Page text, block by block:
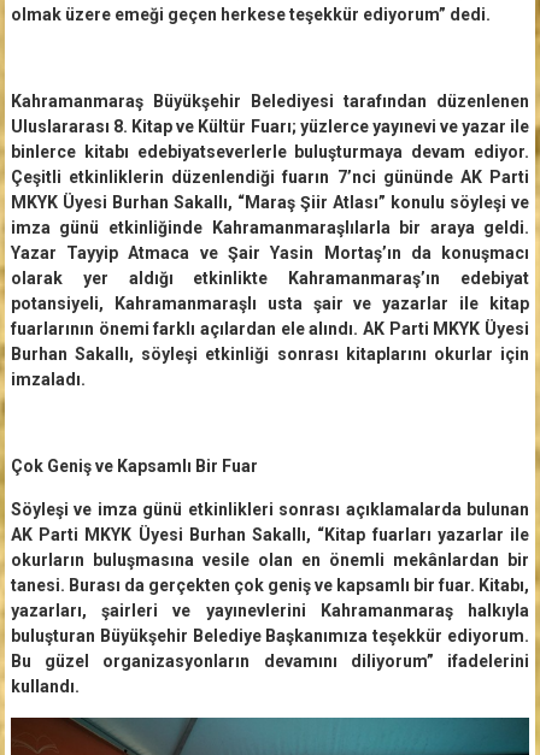
olmak üzere emeği geçen herkese teşekkür ediyorum” dedi.
Kahramanmaraş Büyükşehir Belediyesi tarafından düzenlenen
Uluslararası 8. Kitap ve Kültür Fuarı; yüzlerce yayınevi ve yazar ile
binlerce kitabı edebiyatseverlerle buluşturmaya devam ediyor.
Çeşitli etkinliklerin düzenlendiği fuarın 7’nci gününde AK Parti
MKYK Üyesi Burhan Sakallı, “Maraş Şiir Atlası” konulu söyleşi ve
imza günü etkinliğinde Kahramanmaraşlılarla bir araya geldi.
Yazar Tayyip Atmaca ve Şair Yasin Mortaş’ın da konuşmacı
olarak yer aldığı etkinlikte Kahramanmaraş’ın edebiyat
potansiyeli, Kahramanmaraşlı usta şair ve yazarlar ile kitap
fuarlarının önemi farklı açılardan ele alındı. AK Parti MKYK Üyesi
Burhan Sakallı, söyleşi etkinliği sonrası kitaplarını okurlar için
imzaladı.
Çok Geniş ve Kapsamlı Bir Fuar
Söyleşi ve imza günü etkinlikleri sonrası açıklamalarda bulunan
AK Parti MKYK Üyesi Burhan Sakallı, “Kitap fuarları yazarlar ile
okurların buluşmasına vesile olan en önemli mekânlardan bir
tanesi. Burası da gerçekten çok geniş ve kapsamlı bir fuar. Kitabı,
yazarları, şairleri ve yayınevlerini Kahramanmaraş halkıyla
buluşturan Büyükşehir Belediye Başkanımıza teşekkür ediyorum.
Bu güzel organizasyonların devamını diliyorum” ifadelerini
kullandı.